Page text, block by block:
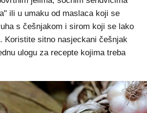
ili u umaku od maslaca koji se
s češnjakom i sirom koji se lako
Koristite sitno nasjeckani češnjak
ulogu za recepte kojima treba